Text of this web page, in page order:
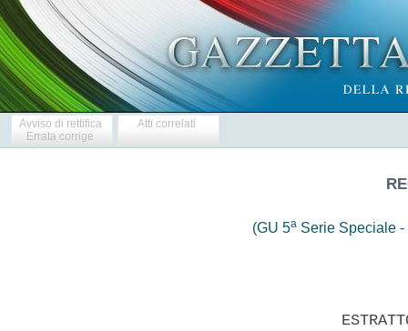
Avviso di rettifica
Errata corrige
Atti correlati
(GU 5aSerie Speciale -